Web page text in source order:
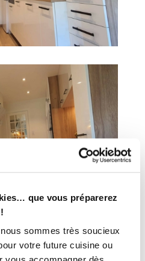
que vous préparerez
sommes très soucieux
votre future cuisine ou